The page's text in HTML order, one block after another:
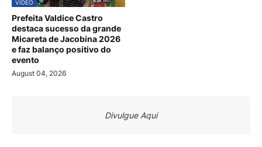
VIDEO
Prefeita Valdice Castro
destaca sucesso da grande
Micareta de Jacobina 2026
e faz balanço positivo do
evento
August 04, 2026
Divulgue Aqui